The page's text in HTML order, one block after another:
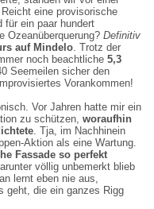
eine provisorische
für ein paar hundert
Ozeanüberquerung? Definitiv
auf Mindelo. Trotz der
noch beachtliche 5,3
Seemeilen sicher den
Vorankommen!
Vor Jahren hatte mir ein
zu schützen, woraufhin
. Tja, im Nachhinein
Aktion als eine Wartung.
Fassade so perfekt
völlig unbemerkt blieb
lernt eben nie aus,
geht, die ein ganzes Rigg